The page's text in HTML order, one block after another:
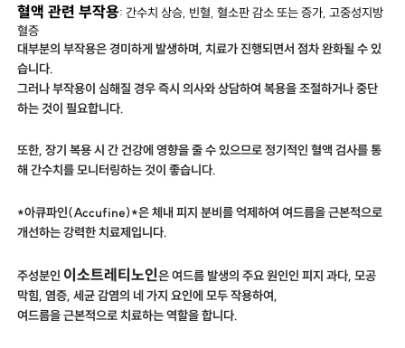
혈액 관련 부작용: 간수치 상승, 빈혈, 혈소판 감소 또는 증가, 고중성지방
혈증
대부분의 부작용은 경미하게 발생하며, 치료가 진행되면서 점차 완화될 수 있
습니다.
그러나 부작용이 심해질 경우 즉시 의사와 상담하여 복용을 조절하거나 중단
하는 것이 필요합니다.
또한, 장기 복용 시 간 건강에 영향을 줄 수 있으므로 정기적인 혈액 검사를 통
해 간수치를 모니터링하는 것이 좋습니다.
*아큐파인(Accufine)*은 체내 피지 분비를 억제하여 여드름을 근본적으로
개선하는 강력한 치료제입니다.
주성분인 이소트레티노인은 여드름 발생의 주요 원인인 피지 과다, 모공
막힘, 염증, 세균 감염의 네 가지 요인에 모두 작용하여,
여드름을 근본적으로 치료하는 역할을 합니다.